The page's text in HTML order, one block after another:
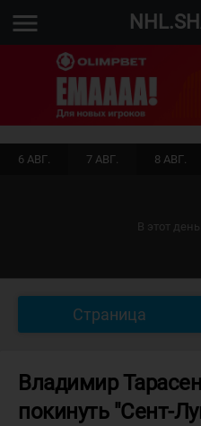
menu
6 АВГ. 7 АВГ. 8 АВГ.
В этот
Страница
Владимир
покинуть "Сент-